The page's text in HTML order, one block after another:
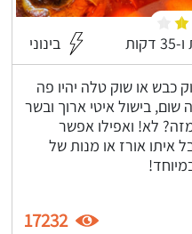
בינוני
או שוק טלה יהיו פה
בישול איטי ארוך ובשר
לא! ואפילו אפשר
איתו אורז או מנות של
17232